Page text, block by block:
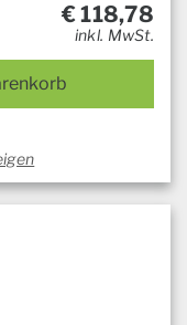
€118,78
inkl. MwSt.